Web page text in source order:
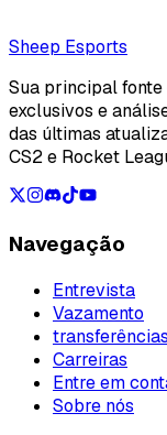
Loading...
Sheep Esports
Sua principal
exclusivos e
das últimas
CS2 e Rocket
Navegação
Entrevista
Vazamento
transferências
Carreiras
Entre em
Sobre nós